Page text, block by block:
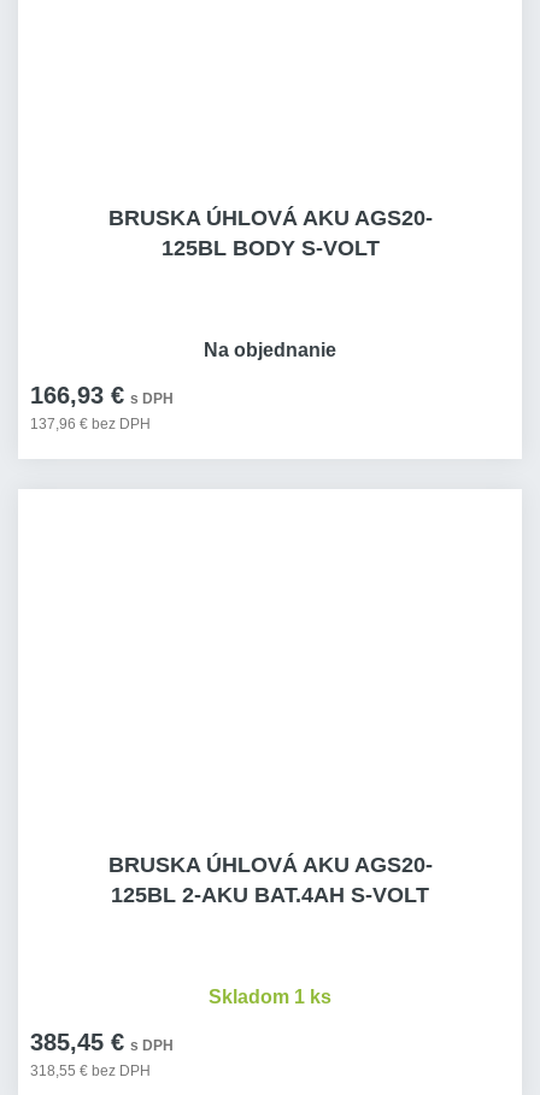
BRUSKA ÚHLOVÁ AKU AGS20-
125BL BODY S-VOLT
166,93 € s DPH
137,96 € bez DPH
Na objednanie
BRUSKA ÚHLOVÁ AKU AGS20-
125BL 2-AKU BAT.4AH S-VOLT
385,45 € s DPH
318,55 € bez DPH
Skladom 1 ks